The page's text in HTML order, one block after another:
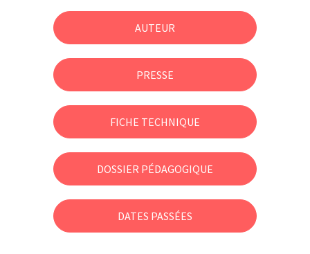
AUTEUR
PRESSE
FICHE TECHNIQUE
DOSSIER PÉDAGOGIQUE
DATES PASSÉES